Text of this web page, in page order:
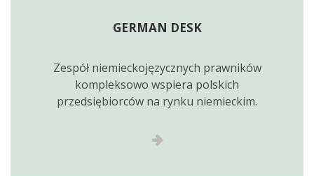
GERMAN DESK
Zespół niemieckojęzycznych prawników
kompleksowo wspiera polskich
przedsiębiorców na rynku niemieckim.